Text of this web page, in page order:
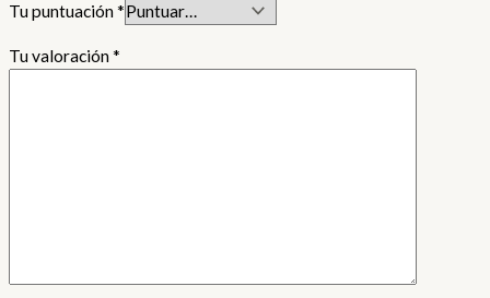
Tu puntuación*
Tu valoración*